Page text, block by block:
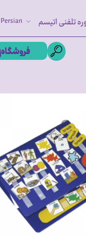
Persian تلفنی اتیسم
فروشگاه